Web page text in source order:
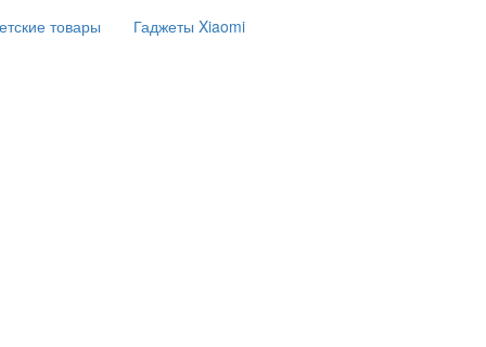
товары Гаджеты Xiaomi